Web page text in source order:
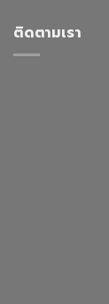
ติดตามเรา